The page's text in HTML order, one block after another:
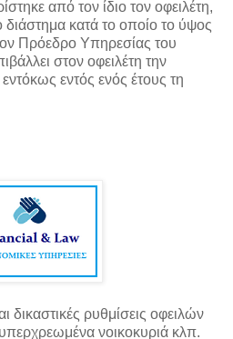
από τον ίδιο τον οφειλέτη,
διάστημα κατά το οποίο το ύψος
Πρόεδρο Υπηρεσίας του
στον οφειλέτη την
εντός ενός έτους τη
δικαστικές ρυθμίσεις οφειλών
υπερχρεωμένα νοικοκυριά κλπ.